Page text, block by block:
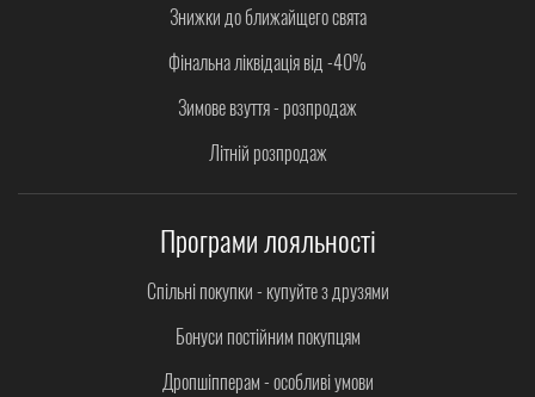
Знижки до ближайщего свята
Фінальна ліквідація від -40%
Зимове взуття - розпродаж
Літній розпродаж
Програми лояльності
Спільні покупки - купуйте з друзями
Бонуси постійним покупцям
Дропшіпперам - особливі умови